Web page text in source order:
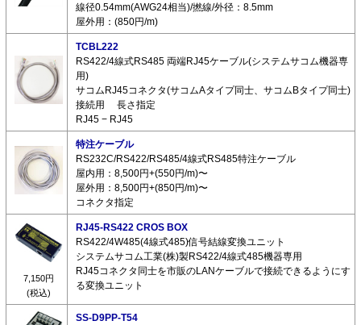
線径0.54mm(AWG24相当)/撚線/外径：8.5mm
屋外用：(850円/m)
TCBL222
RS422/4線式RS485 両端RJ45ケーブル(システムサコム機器専
用)
サコムRJ45コネクタ(サコムAタイプ同士、サコムBタイプ同士)
接続用 長さ指定
RJ45 − RJ45
特注ケーブル
RS232C/RS422/RS485/4線式RS485特注ケーブル
屋内用：8,500円+(550円/m)〜
屋外用：8,500円+(850円/m)〜
コネクタ指定
7,150円
(税込)
RJ45-RS422 CROS BOX
RS422/4W485(4線式485)信号結線変換ユニット
システムサコム工業(株)製RS422/4線式485機器専用
RJ45コネクタ同士を市販のLANケーブルで接続できるようにす
る変換ユニット
SS-D9PP-T54